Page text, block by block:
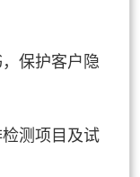
保护客户隐
测项目及试